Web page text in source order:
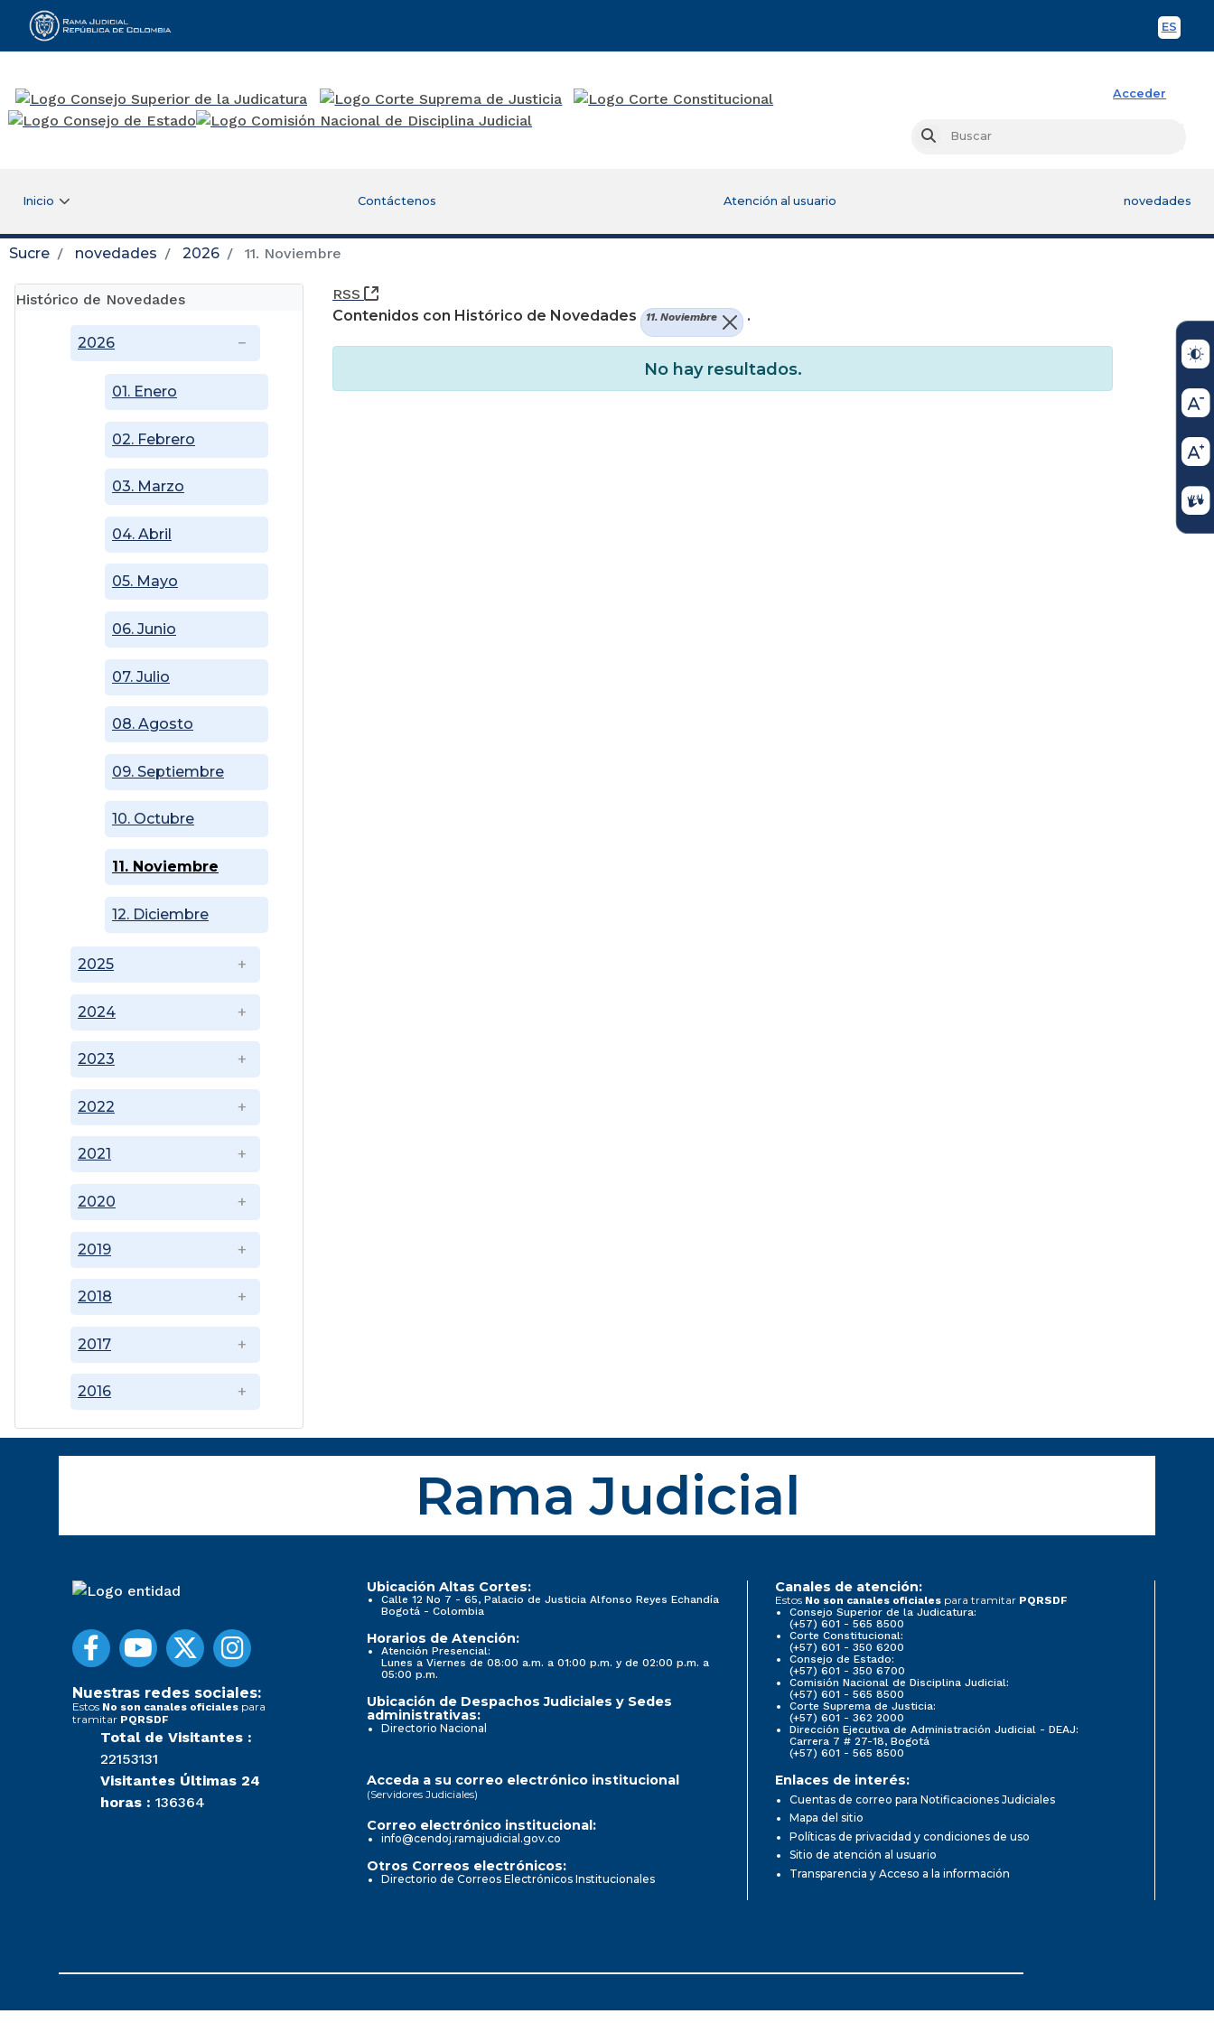
ES
Rama Judicial
Acceder
Buscar
Inicio Contáctenos Atención al usuario novedades
Sucre novedades 2026 11. Noviembre
Histórico de Novedades
2016
2017
2018
2019
2020
2021
2022
2023
2024
2025
2026
01. Enero
02. Febrero
03. Marzo
04. Abril
05. Mayo
06. Junio
07. Julio
08. Agosto
09. Septiembre
10. Octubre
11. Noviembre
12. Diciembre
RSS
(Abre una nueva ventana)
Contenidos con Histórico de Novedades
11. Noviembre .
No hay resultados.
Rama Judicial
Nuestras redes sociales:
Estos No son canales oficiales para
tramitar PQRSDF
Total de Visitantes :
22153131
Visitantes Últimas 24
horas : 136364
Ubicación Altas Cortes:
Calle 12 No 7 - 65, Palacio de Justicia Alfonso Reyes Echandía
Bogotá - Colombia
Horarios de Atención:
Atención Presencial:
Lunes a Viernes de 08:00 a.m. a 01:00 p.m. y de 02:00 p.m. a
05:00 p.m.
Ubicación de Despachos Judiciales y Sedes
administrativas:
Directorio Nacional
Canales de atención:
Estos No son canales oficiales para tramitar PQRSDF
Consejo Superior de la Judicatura:
(+57) 601 - 565 8500
Corte Constitucional:
(+57) 601 - 350 6200
Consejo de Estado:
(+57) 601 - 350 6700
Comisión Nacional de Disciplina Judicial:
(+57) 601 - 565 8500
Corte Suprema de Justicia:
(+57) 601 - 362 2000
Dirección Ejecutiva de Administración Judicial - DEAJ:
Carrera 7 # 27-18, Bogotá
(+57) 601 - 565 8500
Acceda a su correo electrónico institucional
(Servidores Judiciales)
Correo electrónico institucional:
info@cendoj.ramajudicial.gov.co
Otros Correos electrónicos:
Directorio de Correos Electrónicos Institucionales
Enlaces de interés:
Cuentas de correo para Notificaciones Judiciales
Mapa del sitio
Políticas de privacidad y condiciones de uso
Sitio de atención al usuario
Transparencia y Acceso a la información